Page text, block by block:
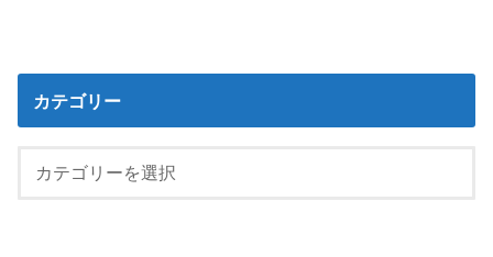
カテゴリー